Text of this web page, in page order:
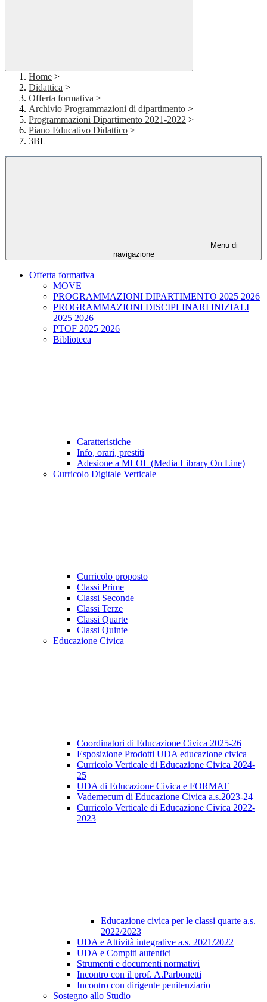
Home >
Didattica >
Offerta formativa >
Archivio Programmazioni di dipartimento >
Programmazioni Dipartimento 2021-2022 >
Piano Educativo Didattico >
3BL
Menu di
navigazione
Offerta formativa
MOVE
PROGRAMMAZIONI DIPARTIMENTO 2025 2026
PROGRAMMAZIONI DISCIPLINARI INIZIALI
2025 2026
PTOF 2025 2026
Biblioteca
Caratteristiche
Info, orari, prestiti
Adesione a MLOL (Media Library On Line)
Curricolo Digitale Verticale
Curricolo proposto
Classi Prime
Classi Seconde
Classi Terze
Classi Quarte
Classi Quinte
Educazione Civica
Coordinatori di Educazione Civica 2025-26
Esposizione Prodotti UDA educazione civica
Curricolo Verticale di Educazione Civica 2024-
25
UDA di Educazione Civica e FORMAT
Vademecum di Educazione Civica a.s.2023-24
Curricolo Verticale di Educazione Civica 2022-
2023
Educazione civica per le classi quarte a.s.
2022/2023
UDA e Attività integrative a.s. 2021/2022
UDA e Compiti autentici
Strumenti e documenti normativi
Incontro con il prof. A.Parbonetti
Incontro con dirigente penitenziario
Sostegno allo Studio